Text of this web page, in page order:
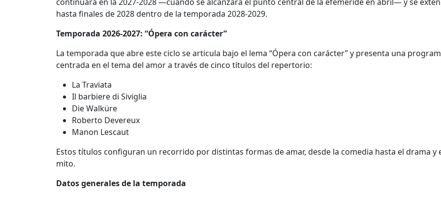
continuará en la 2027-2028 —cuando se alcanzará el punto central de la efeméride en abril— y se
hasta finales de 2028 dentro de la temporada 2028-2029.
Temporada 2026-2027: “Ópera con carácter”
La temporada que abre este ciclo se articula bajo el lema “Ópera con carácter” y presenta una
centrada en el tema del amor a través de cinco títulos del repertorio:
La Traviata
Il barbiere di Siviglia
Die Walküre
Roberto Devereux
Manon Lescaut
Estos títulos configuran un recorrido por distintas formas de amar, desde la comedia hasta el drama y
mito.
Datos generales de la temporada